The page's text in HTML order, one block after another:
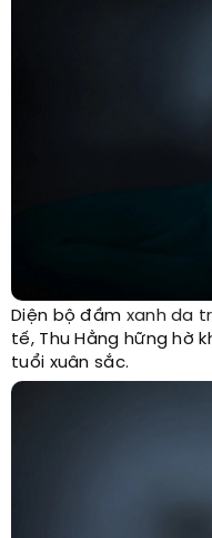
Diện bộ đầm xanh da
tế, Thu Hằng hững hờ
tuổi xuân sắc.